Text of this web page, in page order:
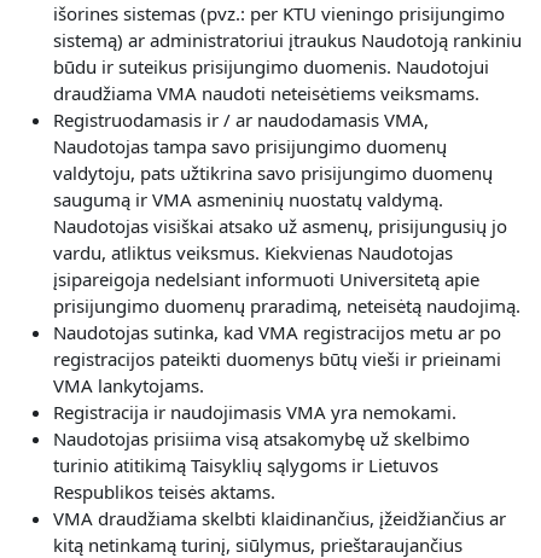
išorines sistemas (pvz.: per KTU vieningo prisijungimo
sistemą) ar administratoriui įtraukus Naudotoją rankiniu
būdu ir suteikus prisijungimo duomenis. Naudotojui
draudžiama VMA naudoti neteisėtiems veiksmams.
Registruodamasis ir / ar naudodamasis VMA,
Naudotojas tampa savo prisijungimo duomenų
valdytoju, pats užtikrina savo prisijungimo duomenų
saugumą ir VMA asmeninių nuostatų valdymą.
Naudotojas visiškai atsako už asmenų, prisijungusių jo
vardu, atliktus veiksmus. Kiekvienas Naudotojas
įsipareigoja nedelsiant informuoti Universitetą apie
prisijungimo duomenų praradimą, neteisėtą naudojimą.
Naudotojas sutinka, kad VMA registracijos metu ar po
registracijos pateikti duomenys būtų vieši ir prieinami
VMA lankytojams.
Registracija ir naudojimasis VMA yra nemokami.
Naudotojas prisiima visą atsakomybę už skelbimo
turinio atitikimą Taisyklių sąlygoms ir Lietuvos
Respublikos teisės aktams.
VMA draudžiama skelbti klaidinančius, įžeidžiančius ar
kitą netinkamą turinį, siūlymus, prieštaraujančius